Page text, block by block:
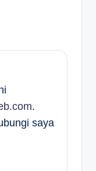
.
saya